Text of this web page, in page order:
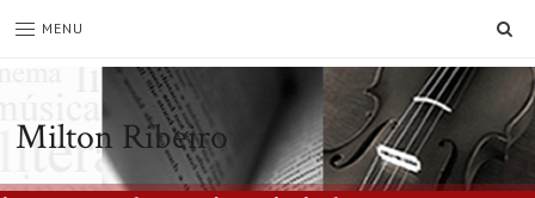
MENU
Milton Ribeiro